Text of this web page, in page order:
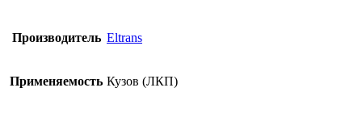
Производитель Eltrans
Применяемость Кузов (ЛКП)